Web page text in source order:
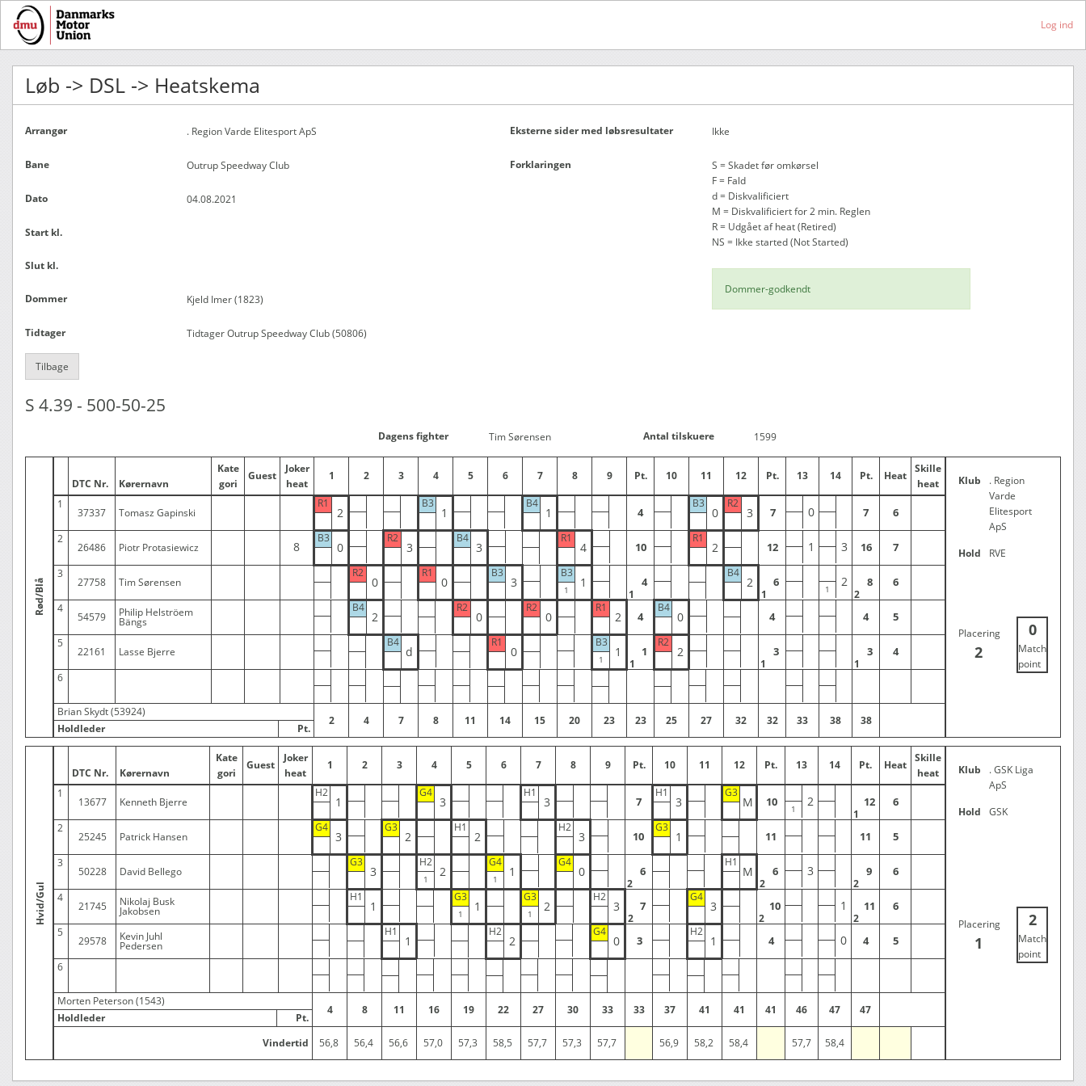
Log ind
Løb -> DSL -> Heatskema
Arrangør . Region Varde Elitesport ApS
Bane Outrup Speedway Club
Dato 04.08.2021
Start kl.
Slut kl.
Dommer Kjeld Imer (1823)
Tidtager Tidtager Outrup Speedway Club (50806)
Eksterne sider med løbsresultater Ikke
Forklaringen
S = Skadet før omkørsel
F = Fald
d = Diskvalificiert
M = Diskvalificiert for 2 min. Reglen
R = Udgået af heat (Retired)
NS = Ikke started (Not Started)
Dommer-godkendt
Tilbage
S 4.39 - 500-50-25
Dagens fighter Tim Sørensen Antal tilskuere 1599
Rød/Blå
DTC Nr. Kørernavn
Kate
gori
Guest
Joker
heat
1 2 3 4 5 6 7 8 9 Pt. 10 11 12 Pt. 13 14 Pt. Heat
Skille
heat
1
37337 Tomasz Gapinski
R1
2
B3
1
B4
1 4
B3
0
R2
3 7 0 7 6
2
26486 Piotr Protasiewicz 8
B3
0
R2
3
B4
3
R1
4 10
R1
2 12 1 3 16 7
3
27758 Tim Sørensen
R2
0
R1
0
B3
3
B3
1
1
4
B4
2
1
6 2
2
8 6
4
54579 Philip Helströem
Bängs
B4
2
R2
0
R2
0
R1
2 4
B4
0 4 4 5
5
22161 Lasse Bjerre
B4
d
R1
0
B3
1
1
1
R2
2
1
3
1
3 4
6
Brian Skydt (53924)
Holdleder
Pt.
2 4 7 8 11 14 15 20 23 23 25 27 32 32 33 38 38
Klub
. Region
Varde
Elitesport
ApS
Hold
RVE
Placering
2
0
Match
point
Hvid/Gul
DTC Nr. Kørernavn
Kate
gori
Guest
Joker
heat
1 2 3 4 5 6 7 8 9 Pt. 10 11 12 Pt. 13 14 Pt. Heat
Skille
heat
1
13677 Kenneth Bjerre
H2
1
G4
3
H1
3 7
H1
3
G3
M 10 2
1
12 6
2
25245 Patrick Hansen
G4
3
G3
2
H1
2
H2
3 10
G3
1 11 11 5
3
50228 David Bellego
G3
3
H2
2
G4
1
G4
0
2
6
H1
M
2
6 3
2
9 6
4
21745 Nikolaj Busk
Jakobsen
H1
1
G3
1
G3
2
H2
3
2
7
G4
3
2
10 1
2
11 6
5
29578 Kevin Juhl
Pedersen
H1
1
H2
2
G4
0 3
H2
1 4 0 4 5
6
Morten Peterson (1543)
Holdleder
Pt.
4 8 11 16 19 22 27 30 33 33 37 41 41 41 46 47 47
Vindertid 56,8 56,4 56,6 57,0 57,3 58,5 57,7 57,3 57,7 56,9 58,2 58,4 57,7 58,4
Klub
. GSK Liga
ApS
Hold
GSK
Placering
1
2
Match
point